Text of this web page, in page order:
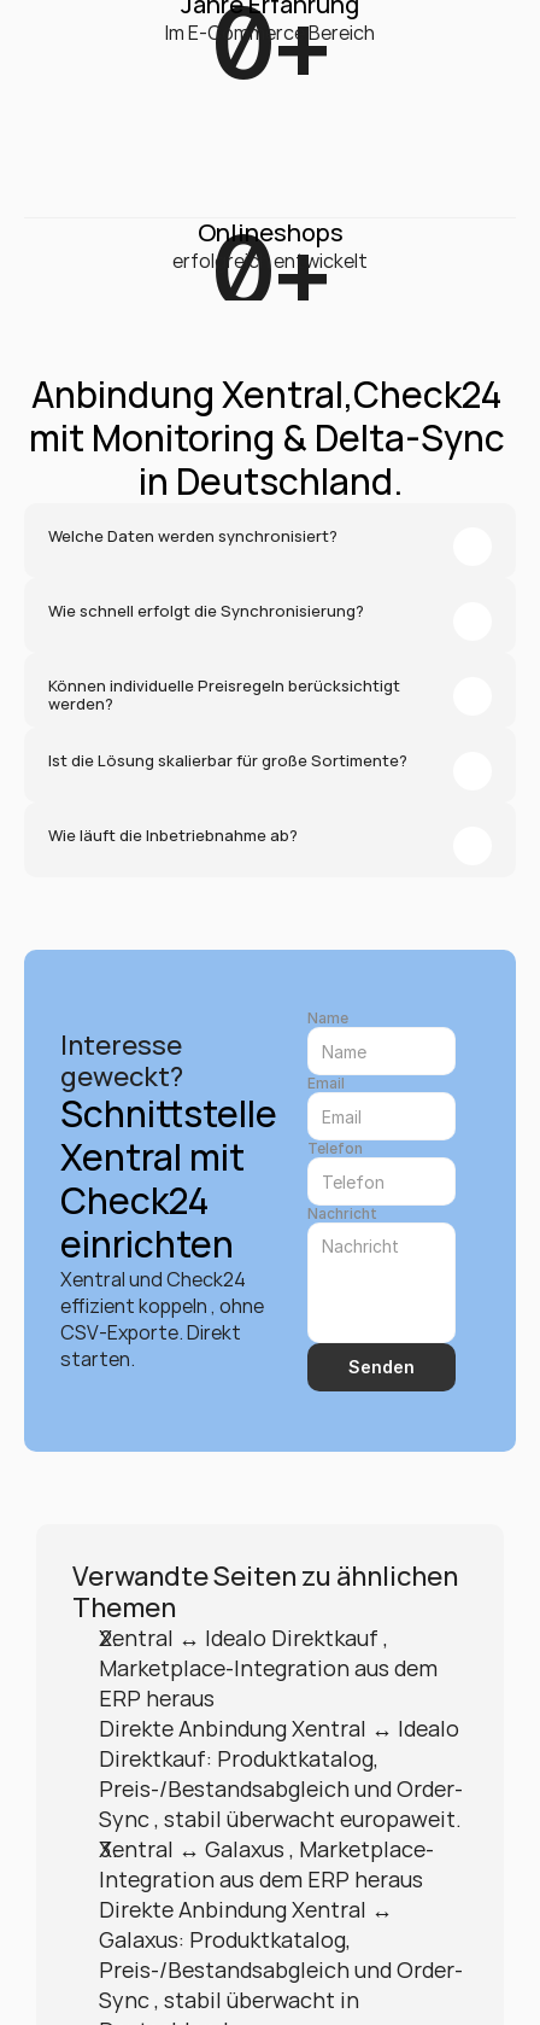
0+
Im E-Commerce Bereich
0+
Onlineshops
erfolgreich entwickelt
Anbindung Xentral,Check24
mit Monitoring & Delta-Sync
in Deutschland.
Welche Daten werden synchronisiert?
Wie schnell erfolgt die Synchronisierung?
Können individuelle Preisregeln berücksichtigt
werden?
Ist die Lösung skalierbar für große Sortimente?
Wie läuft die Inbetriebnahme ab?
Interesse
geweckt?
Schnittstelle
Xentral mit
Check24
einrichten
Xentral und Check24
effizient koppeln , ohne
CSV-Exporte. Direkt
starten.
Name
Email
Telefon
Nachricht
Senden
Verwandte Seiten zu ähnlichen
Themen
Xentral ↔ Idealo Direktkauf ,
Marketplace-Integration aus dem
ERP heraus
Direkte Anbindung Xentral ↔ Idealo
Direktkauf: Produktkatalog,
Preis-/Bestandsabgleich und Order-
Sync , stabil überwacht europaweit.
Xentral ↔ Galaxus , Marketplace-
Integration aus dem ERP heraus
Direkte Anbindung Xentral ↔
Galaxus: Produktkatalog,
Preis-/Bestandsabgleich und Order-
Sync , stabil überwacht in